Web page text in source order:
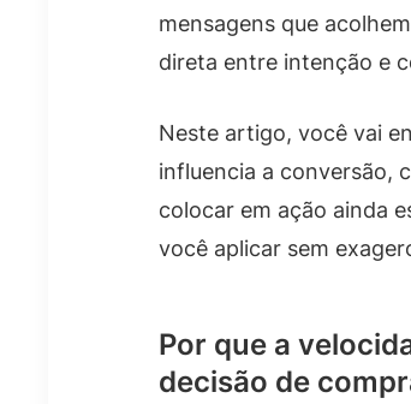
mensagens que
direta entre intenção e
Neste artigo, você vai
influencia a conversão,
colocar em ação ainda
você aplicar sem
Por que a
decisão de